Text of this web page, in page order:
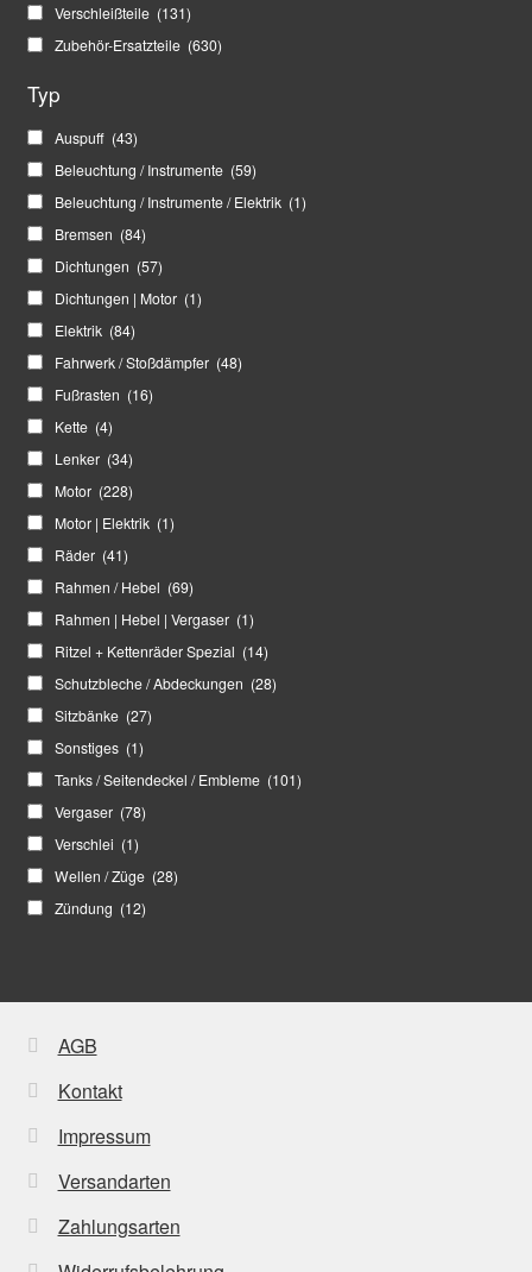
Verschleißteile (131)
Zubehör-Ersatzteile (630)
Typ
Auspuff (43)
Beleuchtung / Instrumente (59)
Beleuchtung / Instrumente / Elektrik (1)
Bremsen (84)
Dichtungen (57)
Dichtungen | Motor (1)
Elektrik (84)
Fahrwerk / Stoßdämpfer (48)
Fußrasten (16)
Kette (4)
Lenker (34)
Motor (228)
Motor | Elektrik (1)
Räder (41)
Rahmen / Hebel (69)
Rahmen | Hebel | Vergaser (1)
Ritzel + Kettenräder Spezial (14)
Schutzbleche / Abdeckungen (28)
Sitzbänke (27)
Sonstiges (1)
Tanks / Seitendeckel / Embleme (101)
Vergaser (78)
Verschlei (1)
Wellen / Züge (28)
Zündung (12)
AGB
Kontakt
Impressum
Versandarten
Zahlungsarten